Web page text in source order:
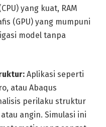
yang kuat, RAM
(GPU) yang mumpuni
model tanpa
Aplikasi seperti
atau Abaqus
perilaku struktur
angin. Simulasi ini